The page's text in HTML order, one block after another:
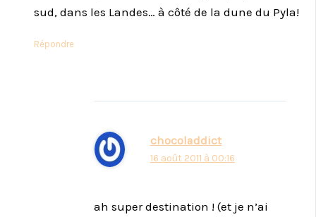
sud, dans les Landes… à côté de la dune du Pyla!
Répondre
chocoladdict
16 août 2011 à 00:16
ah super destination ! (et je n’ai